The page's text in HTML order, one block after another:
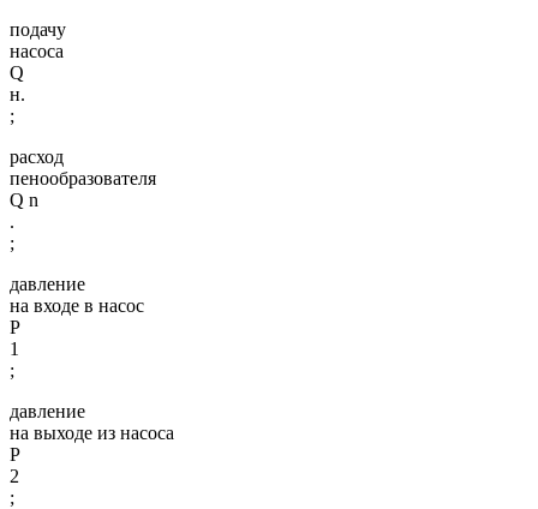
подачу
насоса
Q
н.
;
расход
пенообразователя
Q n
.
;
давление
на входе в насос
Р
1
;
давление
на выходе из насоса
Р
2
;